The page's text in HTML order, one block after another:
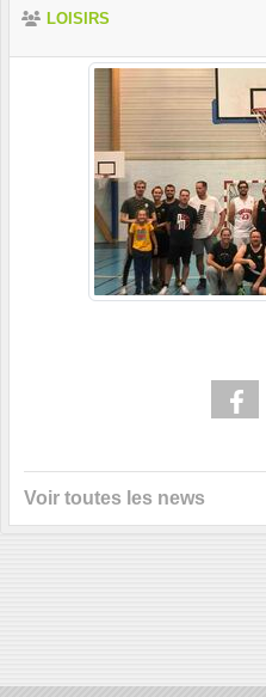
LOISIRS
Voir toutes les news